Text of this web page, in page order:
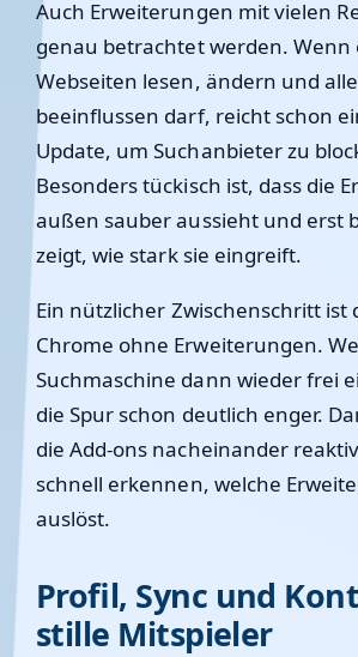
Auch Erweiterungen mit vielen
genau betrachtet werden. Wenn
Webseiten lesen, ändern und
beeinflussen darf, reicht schon
Update, um Suchanbieter zu
Besonders tückisch ist, dass die
außen sauber aussieht und erst
zeigt, wie stark sie eingreift.
Ein nützlicher Zwischenschritt ist
Chrome ohne Erweiterungen.
Suchmaschine dann wieder frei
die Spur schon deutlich enger.
die Add-ons nacheinander
schnell erkennen, welche
auslöst.
Profil, Sync und
stille Mitspieler